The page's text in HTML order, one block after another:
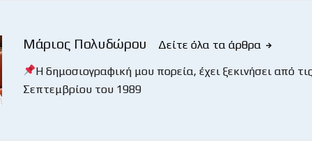
Μάριος Πολυδώρου
Δείτε όλα τα άρθρα
Η δημοσιογραφική μου πορεία, έχει ξεκινήσει από
Σεπτεμβρίου του 1989